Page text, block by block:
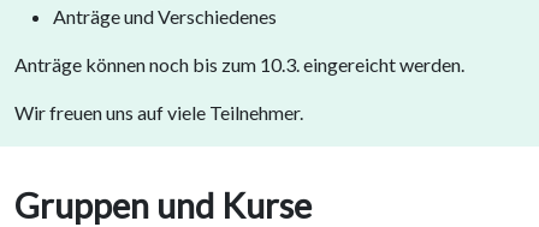
Anträge und Verschiedenes
Anträge können noch bis zum 10.3. eingereicht werden.
Wir freuen uns auf viele Teilnehmer.
Gruppen und Kurse